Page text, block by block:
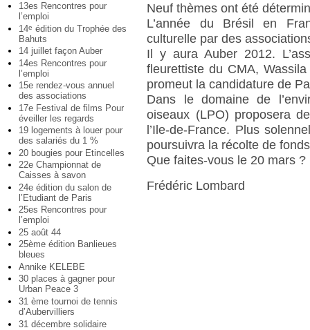
13es Rencontres pour
l’emploi
14e édition du Trophée des
Bahuts
14 juillet façon Auber
14es Rencontres pour
l’emploi
15e rendez-vous annuel
des associations
17e Festival de films Pour
éveiller les regards
19 logements à louer pour
des salariés du 1 %
20 bougies pour Etincelles
22e Championnat de
Caisses à savon
24e édition du salon de
l’Etudiant de Paris
25es Rencontres pour
l’emploi
25 août 44
25ème édition Banlieues
bleues
Annike KELEBE
30 places à gagner pour
Urban Peace 3
31 ème tournoi de tennis
d’Aubervilliers
31 décembre solidaire
Neuf thèmes ont été
L’année du Brésil en
culturelle par des
Il y aura Auber 2012.
fleurettiste du CMA,
promeut la candidature de
Dans le domaine de
oiseaux (LPO) proposera
l’Ile-de-France. Plus
poursuivra la récolte de
Que faites-vous le 20 mars ?
Frédéric Lombard